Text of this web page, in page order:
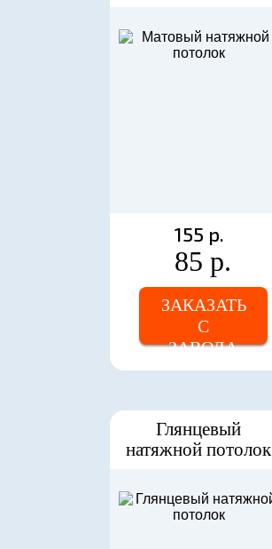
155 р.
85 р.
ЗАКАЗАТЬ
С
ЗАВОДА
Глянцевый
натяжной потолок